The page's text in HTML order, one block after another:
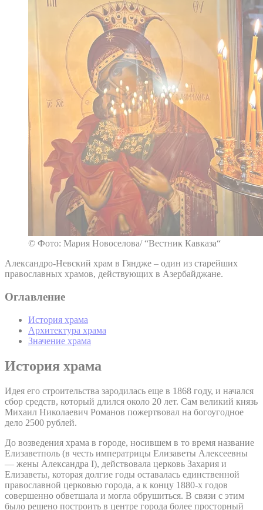
© Фото: Мария Новоселова/ “Вестник Кавказа“
Александро-Невский храм в Гяндже – один из старейших
православных храмов, действующих в Азербайджане.
Оглавление
История храма
Архитектура храма
Значение храма
История храма
Идея его строительства зародилась еще в 1868 году, и начался
сбор средств, который длился около 20 лет. Сам великий князь
Михаил Николаевич Романов пожертвовал на богоугодное
дело 2500 рублей.
До возведения храма в городе, носившем в то время название
Елизаветполь (в честь императрицы Елизаветы Алексеевны
— жены Александра I), действовала церковь Захария и
Елизаветы, которая долгие годы оставалась единственной
православной церковью города, а к концу 1880-х годов
совершенно обветшала и могла обрушиться. В связи с этим
было решено построить в центре города более просторный